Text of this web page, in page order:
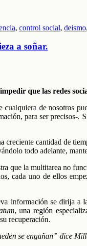
, control social, deismo,
a soñar.
que las redes
de nosotros
para ser precisos-
cantidad de
todo adelante,
que la multitarea no
cada uno de ellos
información se dirija
, una región
recuperación.
se engañan” dice